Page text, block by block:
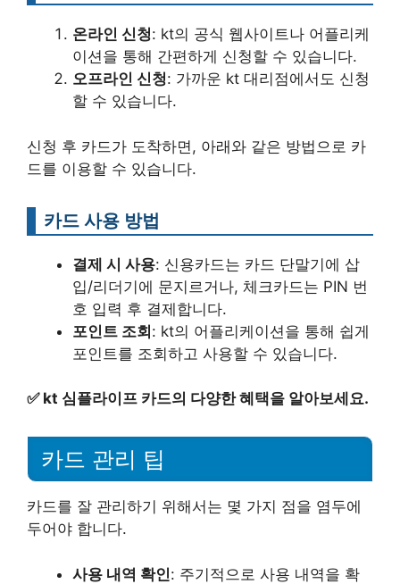
온라인 신청: kt의 공식 웹사이트나 어플리케
이션을 통해 간편하게 신청할 수 있습니다.
오프라인 신청: 가까운 kt 대리점에서도 신청
할 수 있습니다.
신청 후 카드가 도착하면, 아래와 같은 방법으로 카
드를 이용할 수 있습니다.
카드 사용 방법
결제 시 사용: 신용카드는 카드 단말기에 삽
입/리더기에 문지르거나, 체크카드는 PIN 번
호 입력 후 결제합니다.
포인트 조회: kt의 어플리케이션을 통해 쉽게
포인트를 조회하고 사용할 수 있습니다.
✅ kt 심플라이프 카드의 다양한 혜택을 알아보세요.
카드 관리 팁
카드를 잘 관리하기 위해서는 몇 가지 점을 염두에
두어야 합니다.
사용 내역 확인: 주기적으로 사용 내역을 확